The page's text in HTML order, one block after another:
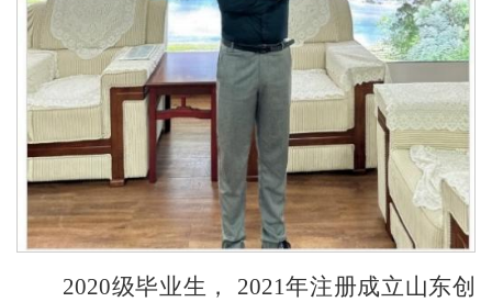
2020级毕业生， 2021年注册成立山东创